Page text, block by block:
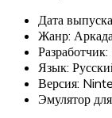
Дата
Жанр: Аркада
Язык:
Версия:
Эмулятор